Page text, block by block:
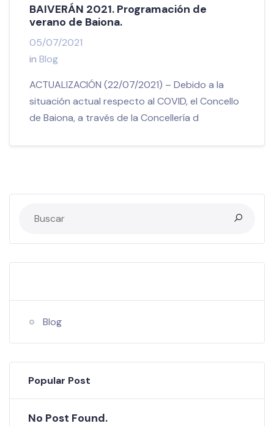
BAIVERÁN 2021. Programación de
verano de Baiona.
05/07/2021
in Blog
ACTUALIZACIÓN (22/07/2021) – Debido a la
situación actual respecto al COVID, el Concello
de Baiona, a través de la Concellería d
Blog
Popular Post
No Post Found.